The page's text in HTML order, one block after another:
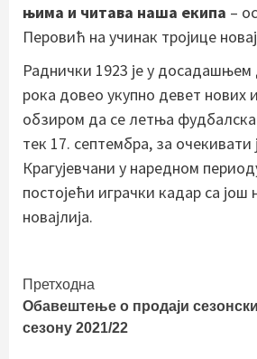
њима и читава наша екипа –
Перовић на учинак тројице
Раднички 1923 је у досадашњем
рока довео укупно девет нових
обзиром да се летња фудбалска
тек 17. септембра, за очекивати
Крагујевчани у наредном
постојећи играчки кадар са
новајлија.
Continue
Reading
Претходна
Обавештење о продаји
сезону 2021/22